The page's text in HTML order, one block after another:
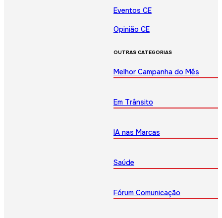
Eventos CE
Opinião CE
OUTRAS CATEGORIAS
Melhor Campanha do Mês
Em Trânsito
IA nas Marcas
Saúde
Fórum Comunicação